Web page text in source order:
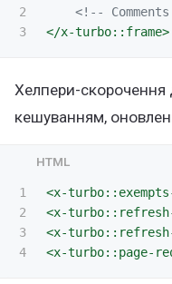
2
<!--
</x-turbo::frame>
Хелпери-
кешуванням,
1
2
3
<x-
<x-turbo::refresh-
<x-
<x-turbo::page-